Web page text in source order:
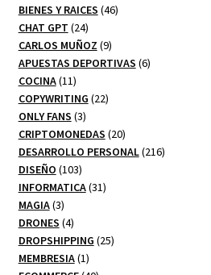
productos
BIENES Y RAICES 4646
CHAT GPT 2424
productos
CARLOS MUÑOZ 99
productos
APUESTAS DEPORTIVAS 66
COCINA 1111
productos
COPYWRITING 2222
ONLY FANS 33
productos
CRIPTOMONEDAS 2020
productos
DESARROLLO PERSONAL 216216
DISEÑO 103103
productos
INFORMATICA 3131
MAGIA 33
productos
DRONES 44
productos
DROPSHIPPING 2525
MEMBRESIA 11